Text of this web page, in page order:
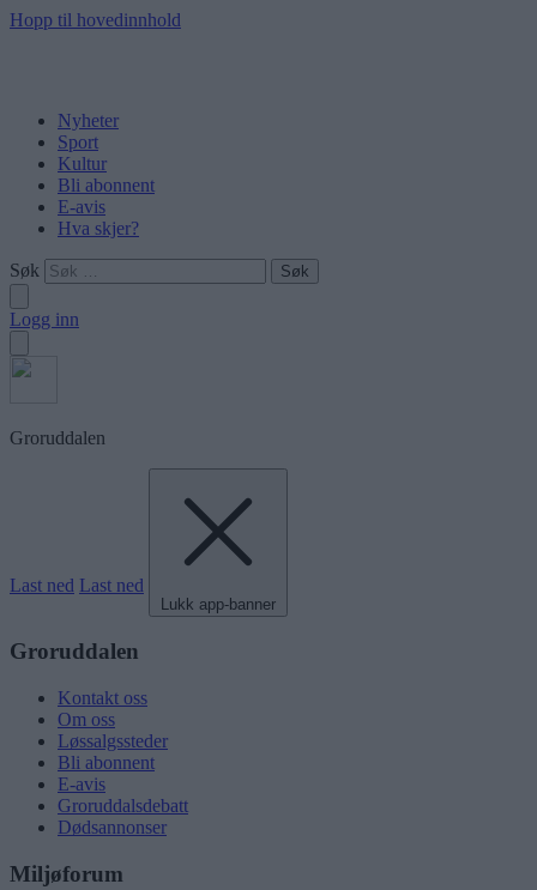
Hopp til hovedinnhold
Nyheter
Sport
Kultur
Bli abonnent
E-avis
Hva skjer?
Søk
Logg inn
Groruddalen
Last ned Last ned
Lukk app-banner
Groruddalen
Kontakt oss
Om oss
Løssalgssteder
Bli abonnent
E-avis
Groruddalsdebatt
Dødsannonser
Miljøforum